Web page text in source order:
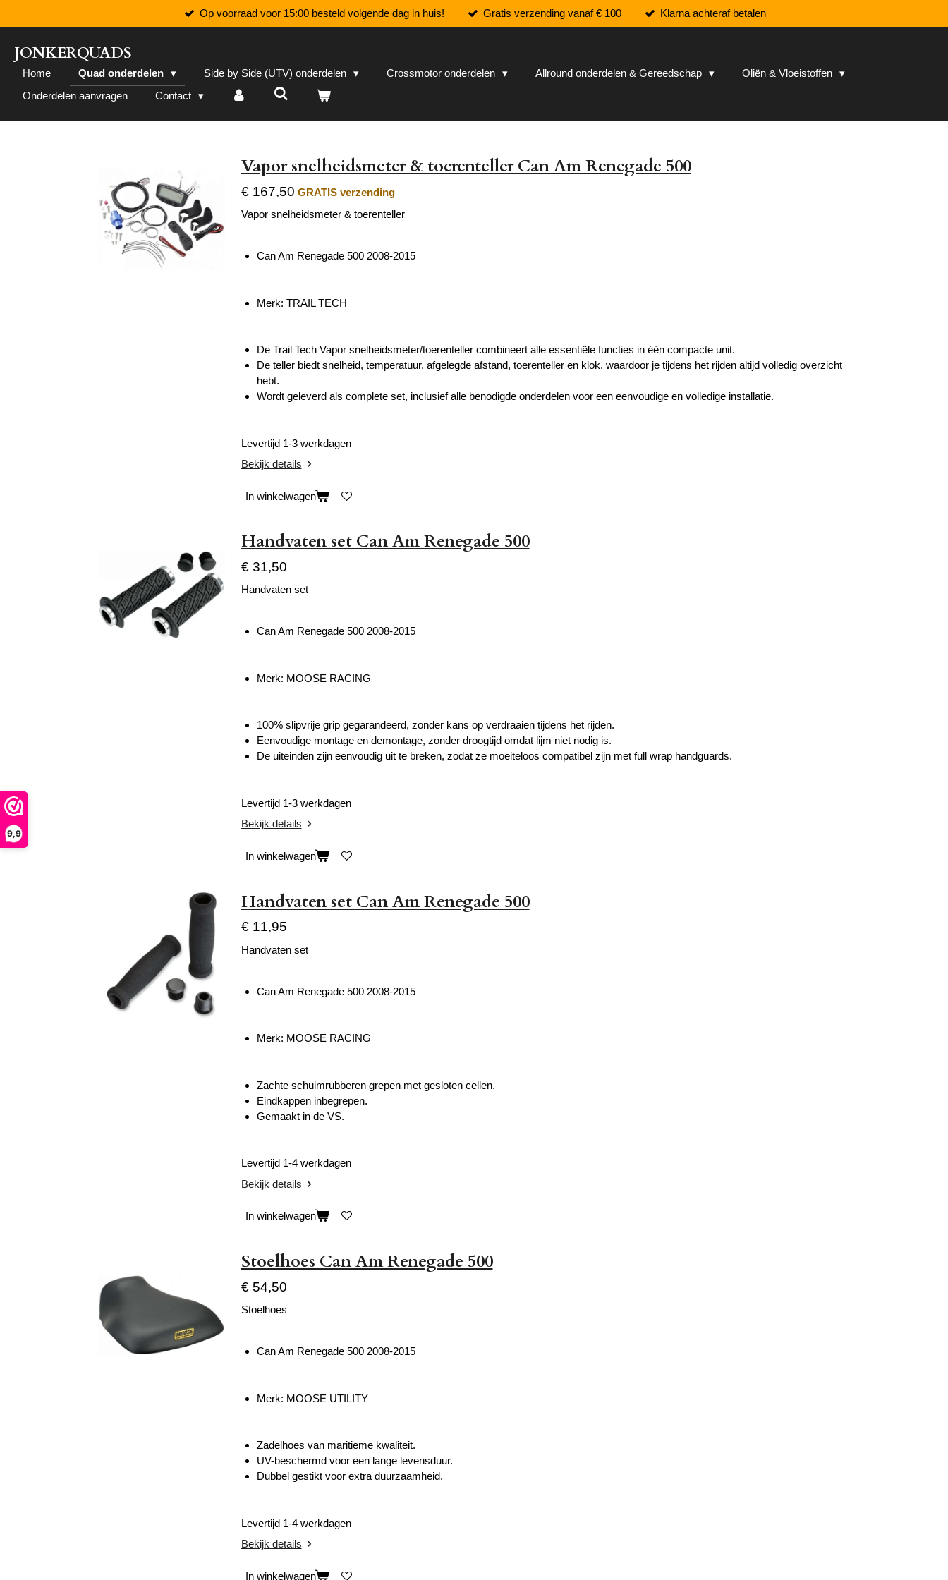
9,9
direct
naar
de
hoofdinhoud
Op voorraad voor 15:00 besteld volgende dag in huis! Gratis verzending vanaf € 100 Klarna achteraf betalen
JONKERQUADS
Home Quad onderdelen Side by Side (UTV) onderdelen Crossmotor onderdelen Allround onderdelen & Gereedschap
Oliën & Vloeistoffen
Onderdelen aanvragen
Contact
Vapor snelheidsmeter & toerenteller Can Am Renegade 500
€ 167,50 GRATIS verzending
Vapor snelheidsmeter & toerenteller
Can Am Renegade 500 2008-2015
Merk: TRAIL TECH
De Trail Tech Vapor snelheidsmeter/toerenteller combineert alle essentiële functies in één compacte unit.
De teller biedt snelheid, temperatuur, afgelegde afstand, toerenteller en klok, waardoor je tijdens het rijden altijd volledig overzicht
hebt.
Wordt geleverd als complete set, inclusief alle benodigde onderdelen voor een eenvoudige en volledige installatie.
Levertijd 1-3 werkdagen
Bekijk details
In winkelwagen
Handvaten set Can Am Renegade 500
€ 31,50
Handvaten set
Can Am Renegade 500 2008-2015
Merk: MOOSE RACING
100% slipvrije grip gegarandeerd, zonder kans op verdraaien tijdens het rijden.
Eenvoudige montage en demontage, zonder droogtijd omdat lijm niet nodig is.
De uiteinden zijn eenvoudig uit te breken, zodat ze moeiteloos compatibel zijn met full wrap handguards.
Levertijd 1-3 werkdagen
Bekijk details
In winkelwagen
Handvaten set Can Am Renegade 500
€ 11,95
Handvaten set
Can Am Renegade 500 2008-2015
Merk: MOOSE RACING
Zachte schuimrubberen grepen met gesloten cellen.
Eindkappen inbegrepen.
Gemaakt in de VS.
Levertijd 1-4 werkdagen
Bekijk details
In winkelwagen
Stoelhoes Can Am Renegade 500
€ 54,50
Stoelhoes
Can Am Renegade 500 2008-2015
Merk: MOOSE UTILITY
Zadelhoes van maritieme kwaliteit.
UV-beschermd voor een lange levensduur.
Dubbel gestikt voor extra duurzaamheid.
Levertijd 1-4 werkdagen
Bekijk details
In winkelwagen